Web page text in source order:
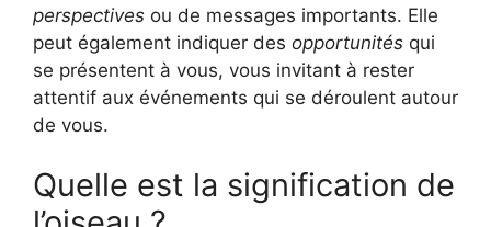
perspectives ou de messages importants. Elle
peut également indiquer des opportunités qui
se présentent à vous, vous invitant à rester
attentif aux événements qui se déroulent autour
de vous.
Quelle est la signification de